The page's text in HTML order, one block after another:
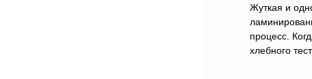
Жуткая и
процесс.
хлебного